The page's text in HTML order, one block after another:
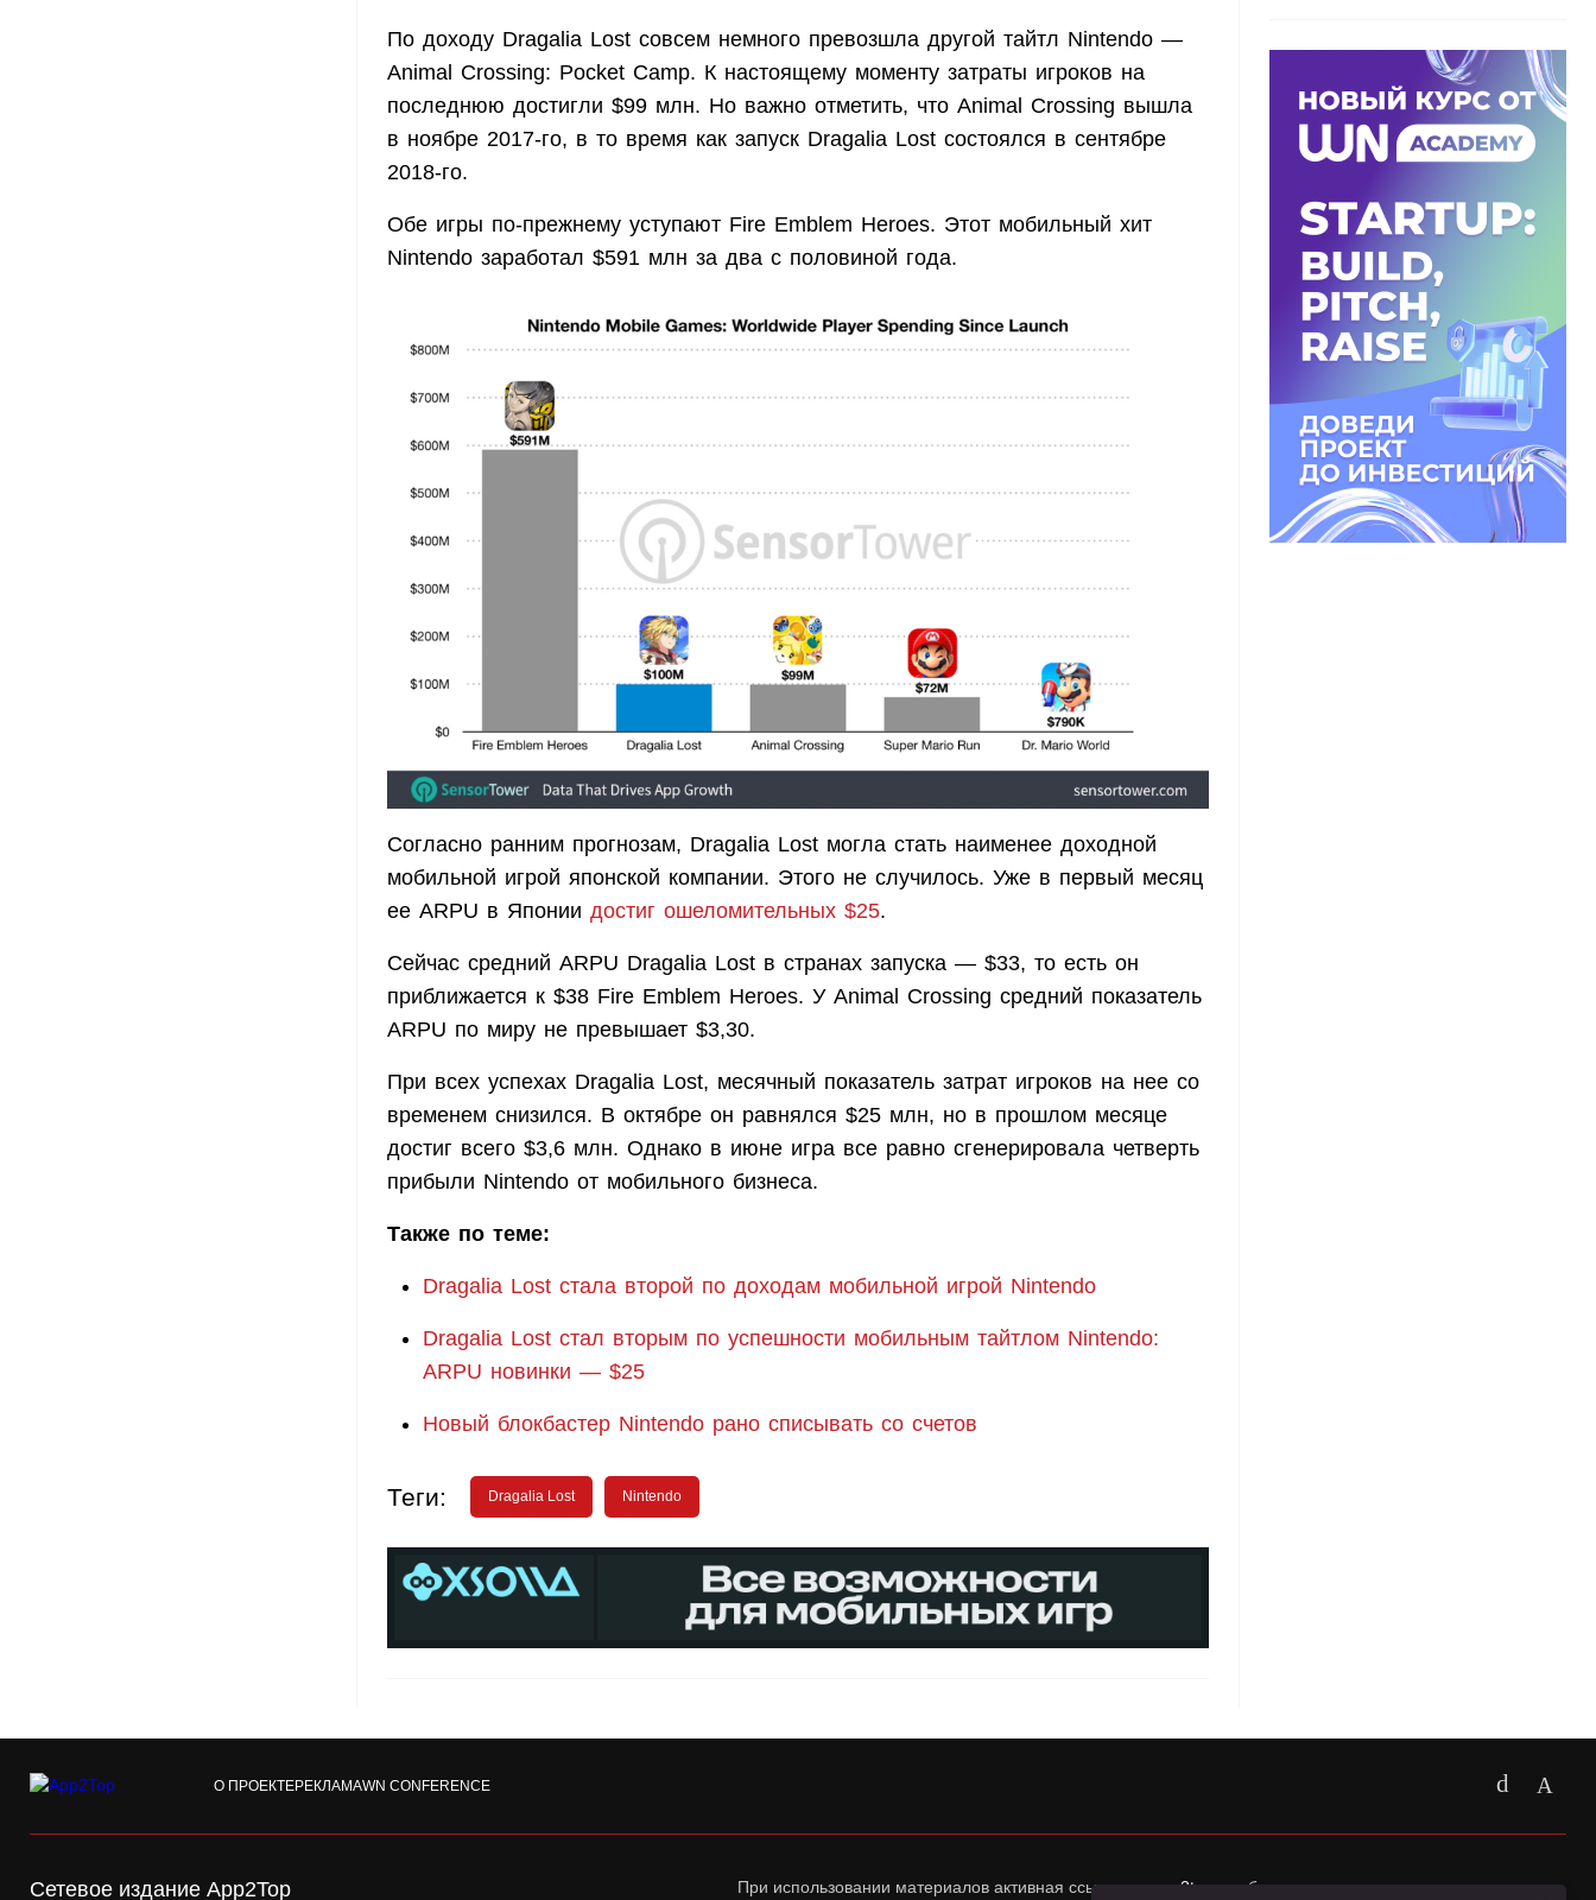
По доходу Dragalia Lost совсем немного превозшла другой тайтл Nintendo —
Animal Crossing: Pocket Camp. К настоящему моменту затраты игроков на
последнюю достигли $99 млн. Но важно отметить, что Animal Crossing вышла
в ноябре 2017-го, в то время как запуск Dragalia Lost состоялся в сентябре
2018-го.
Обе игры по-прежнему уступают Fire Emblem Heroes. Этот мобильный хит
Nintendo заработал $591 млн за два с половиной года.
Согласно ранним прогнозам, Dragalia Lost могла стать наименее доходной
мобильной игрой японской компании. Этого не случилось. Уже в первый месяц
ее ARPU в Японии достиг ошеломительных $25.
Сейчас средний ARPU Dragalia Lost в странах запуска — $33, то есть он
приближается к $38 Fire Emblem Heroes. У Animal Crossing средний показатель
ARPU по миру не превышает $3,30.
При всех успехах Dragalia Lost, месячный показатель затрат игроков на нее со
временем снизился. В октябре он равнялся $25 млн, но в прошлом месяце
достиг всего $3,6 млн. Однако в июне игра все равно сгенерировала четверть
прибыли Nintendo от мобильного бизнеса.
Также по теме:
Dragalia Lost стала второй по доходам мобильной игрой Nintendo
Dragalia Lost стал вторым по успешности мобильным тайтлом Nintendo:
ARPU новинки — $25
Новый блокбастер Nintendo рано списывать со счетов
Теги: Dragalia Lost Nintendo
О ПРОЕКТЕРЕКЛАМАWN CONFERENCE
Сетевое издание App2Top При использовании материалов активная ссылка наapp2top.ruобязательна.